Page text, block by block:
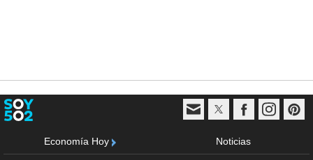
Economía Hoy Noticias